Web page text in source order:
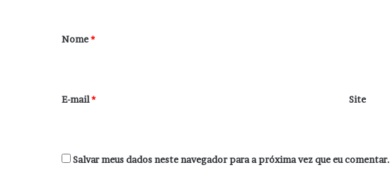
r
*
Nome*
E-mail* Site
Salvar meus dados neste navegador para a próxima vez que eu comentar.